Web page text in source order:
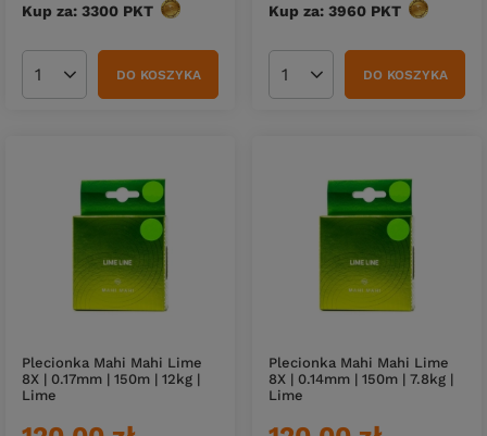
Kup za: 3300 PKT punktów
Ilość produktówDO KOSZYKA
Kup za: 3960 PKT punktów
Ilość produktówDO KOSZYKA
Plecionka Mahi Mahi Lime
8X | 0.17mm | 150m | 12kg |
Lime
Plecionka Mahi Mahi Lime
8X | 0.14mm | 150m | 7.8kg |
Lime